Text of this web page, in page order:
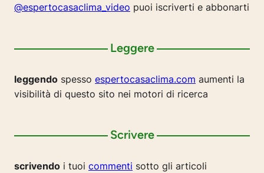
@espertocasaclima_video puoi iscriverti e abbonarti
Leggere
leggendo spesso espertocasaclima.com aumenti la
visibilità di questo sito nei motori di ricerca
Scrivere
scrivendo i tuoi commenti sotto gli articoli